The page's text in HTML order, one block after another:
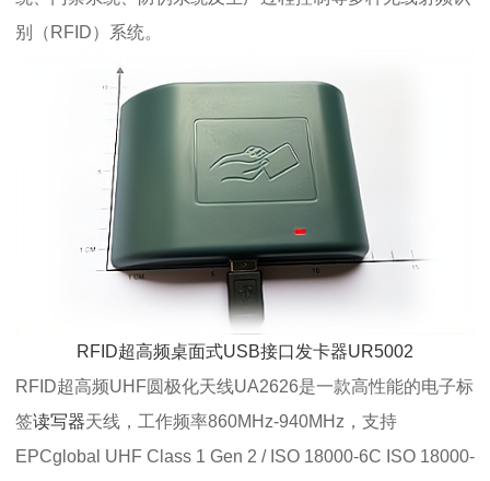
别（RFID）系统。
RFID超高频桌面式USB接口发卡器UR5002
RFID超高频UHF圆极化天线UA2626是一款高性能的电子标
签读写器天线，工作频率860MHz-940MHz，支持
EPCglobal UHF Class 1 Gen 2 / ISO 18000-6C ISO 18000-